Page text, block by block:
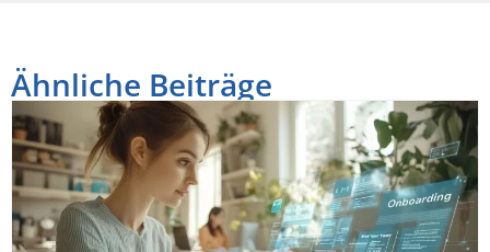
Ähnliche Beiträge